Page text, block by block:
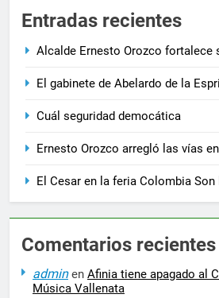
Entradas recientes
Alcalde Ernesto Orozco fortalece
El gabinete de Abelardo de la
Cuál seguridad democática
Ernesto Orozco arregló las vías
El Cesar en la feria Colombia Son
Comentarios recientes
adminen Afinia tiene apagado al
Música Vallenata